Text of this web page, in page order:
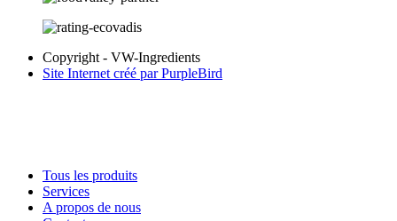
Copyright - VW-Ingredients
Site Internet créé par PurpleBird
Tous les produits
Services
A propos de nous